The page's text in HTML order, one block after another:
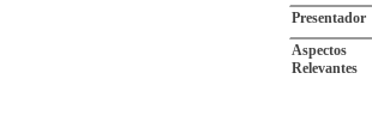
Presentador
Aspectos
Relevantes